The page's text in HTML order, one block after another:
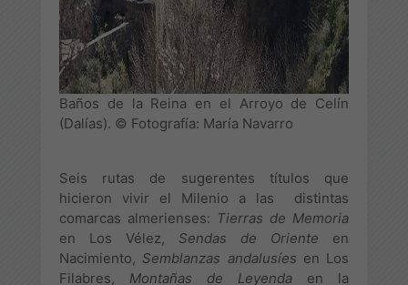
Baños de la Reina en el Arroyo de Celín
(Dalías). © Fotografía: María Navarro
Seis rutas de sugerentes títulos que
hicieron vivir el Milenio a las distintas
comarcas almerienses: Tierras de Memoria
en Los Vélez, Sendas de Oriente en
Nacimiento, Semblanzas andalusíes en Los
Filabres, Montañas de Leyenda en la